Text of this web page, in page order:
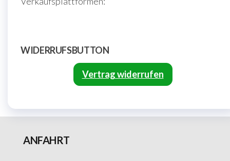
WIDERRUFSBUTTON
Vertrag widerrufen
ANFAHRT